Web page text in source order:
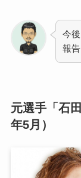
今
報
元選手「石
年5月）